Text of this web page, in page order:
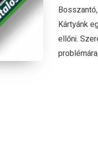
Kártyánk
ellőni.